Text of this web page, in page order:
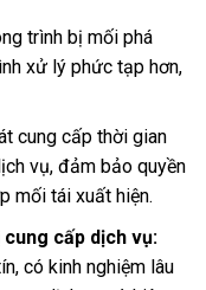
trình bị mối phá
xử lý phức tạp hơn,
cung cấp thời gian
vụ, đảm bảo quyền
mối tái xuất hiện.
cấp dịch vụ:
có kinh nghiệm lâu